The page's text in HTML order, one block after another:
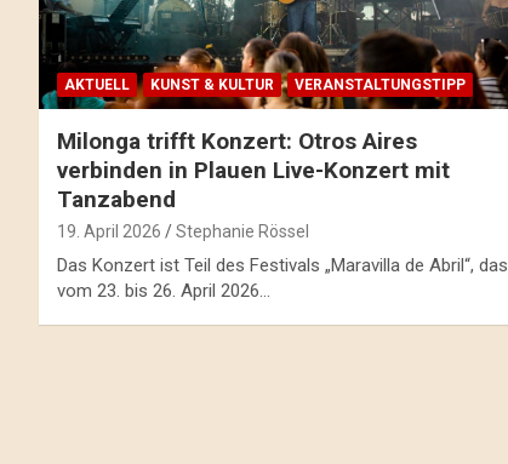
AKTUELL KUNST & KULTUR VERANSTALTUNGSTIPP
Milonga trifft Konzert: Otros Aires
verbinden in Plauen Live-Konzert mit
Tanzabend
19. April 2026 Stephanie Rössel
Das Konzert ist Teil des Festivals „Maravilla de Abril“, das
vom 23. bis 26. April 2026…